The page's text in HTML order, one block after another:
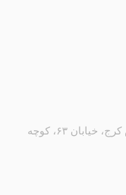
آدرس : تهران، کیلومتر ۱۸ جاده مخصوص کرج، خیابان ۶۳، کوچه